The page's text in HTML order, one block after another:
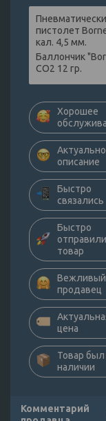
пистолет
кал. 4,5 мм.
Баллончик
СО2 12 гр.
Хорошее
описание
Быстро
связались
Быстро
отправили
товар
Вежливый
продавец
цена
Товар был
наличии
Комментарий